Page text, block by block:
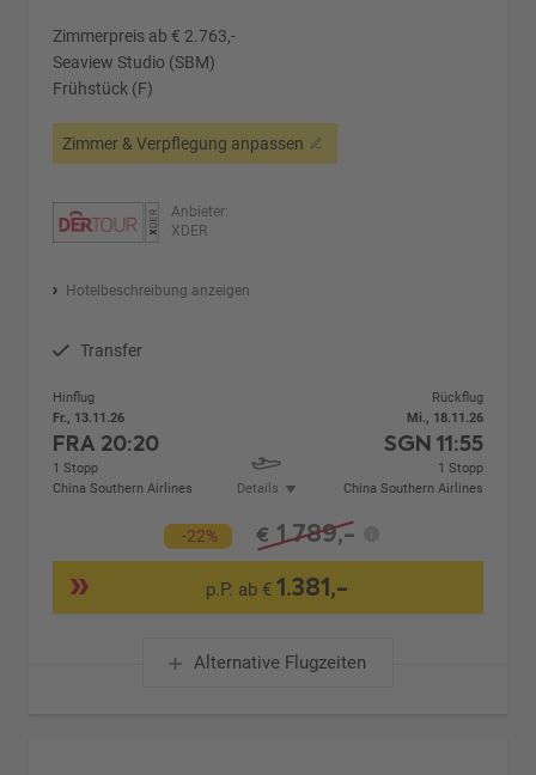
Zimmerpreis ab € 2.763,-
Seaview Studio (SBM)
Frühstück (F)
Zimmer & Verpflegung anpassen
Anbieter:
XDER
Hotelbeschreibung anzeigen
Transfer
Hinflug
Fr., 13.11.26
FRA 20:20
1 Stopp
China Southern Airlines
Details
Rückflug
Mi., 18.11.26
SGN 11:55
1 Stopp
China Southern Airlines
-22% € 1.789,-
p.P. ab € 1.381,-
Alternative Flugzeiten